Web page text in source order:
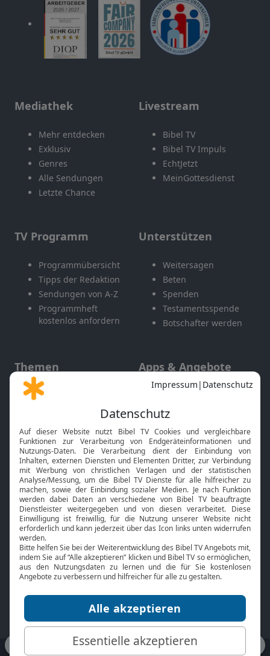
Mediathek
Mehr entdecken
Exklusiv
Genres
Alle Sendungen
Letzte Chance
Livestream
Bibel TV
Bibel TV Impuls
EchtJetzt
MeinGottesdienst
TV Programm
Programmübersicht
Tipps der Redaktion
Sendungen von A-Z
Programmheft
kostenlos anfordern
Unterstützen
Weitersagen
Beten
Spenden
Testamentsspende
Botschafter werden
Themen
Gott und Bibel erklärt
Neuigkeiten
Apps & Angebote
Mobile App
Smart TV
HbbTV
Bibelthek Online-Bibel
Nächster Gottesdienst
Bibel TV
Über uns
Jobs
Mediadaten
Service
Kontakt
TV-Empfang